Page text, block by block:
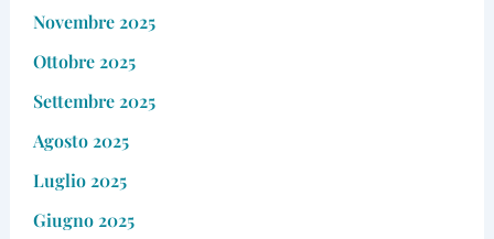
Novembre 2025
Ottobre 2025
Settembre 2025
Agosto 2025
Luglio 2025
Giugno 2025